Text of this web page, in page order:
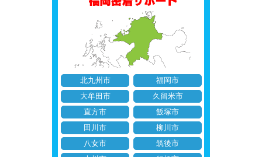
北九州市
福岡市
大牟田市
久留米市
直方市
飯塚市
田川市
柳川市
八女市
筑後市